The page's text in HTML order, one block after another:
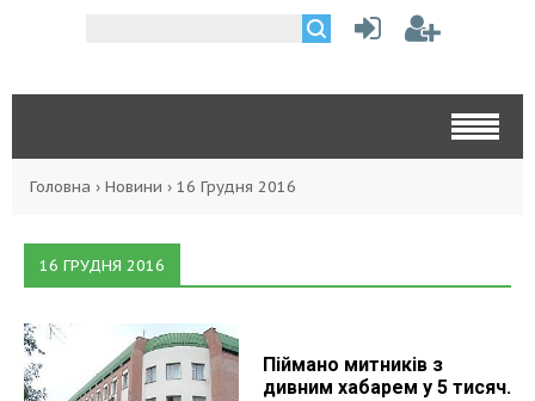
Головна › Новини › 16 Грудня 2016
16 ГРУДНЯ 2016
Піймано митників з
дивним хабарем у 5 тисяч.